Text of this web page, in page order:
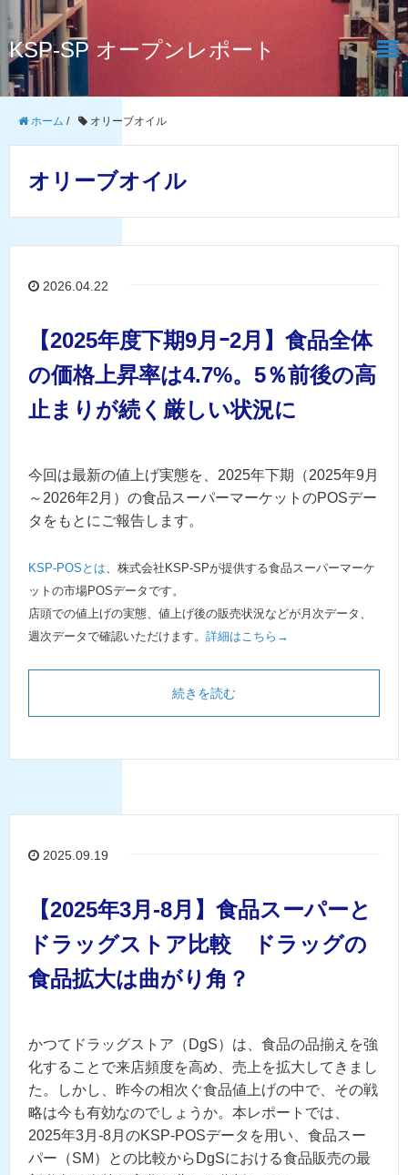
KSP-SP オープンレポート
ホーム / オリーブオイル
オリーブオイル
2026.04.22
【2025年度下期9月ｰ2月】食品全体
の価格上昇率は4.7%。5％前後の高
止まりが続く厳しい状況に
今回は最新の値上げ実態を、2025年下期（2025年9月
～2026年2月）の食品スーパーマーケットのPOSデー
タをもとにご報告します。
KSP-POSとは 、株式会社KSP-SPが提供する食品スーパーマーケ
ットの市場POSデータです。
店頭での値上げの実態、値上げ後の販売状況などが月次データ、
週次データで確認いただけます。 詳細はこちら→
続きを読む
2025.09.19
【2025年3月-8月】食品スーパーと
ドラッグストア比較 ドラッグの
食品拡大は曲がり角？
かつてドラッグストア（DgS）は、食品の品揃えを強
化することで来店頻度を高め、売上を拡大してきまし
た。しかし、昨今の相次ぐ食品値上げの中で、その戦
略は今も有効なのでしょうか。本レポートでは、
2025年3月-8月のKSP-POSデータを用い、食品スー
パー（SM）との比較からDgSにおける食品販売の最